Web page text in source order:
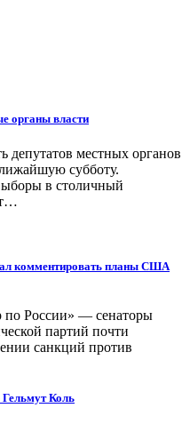
органы власти
депутатов местных органов
субботу.
в столичный
комментировать планы США
по России» — сенаторы
партий почти
санкций против
Коль